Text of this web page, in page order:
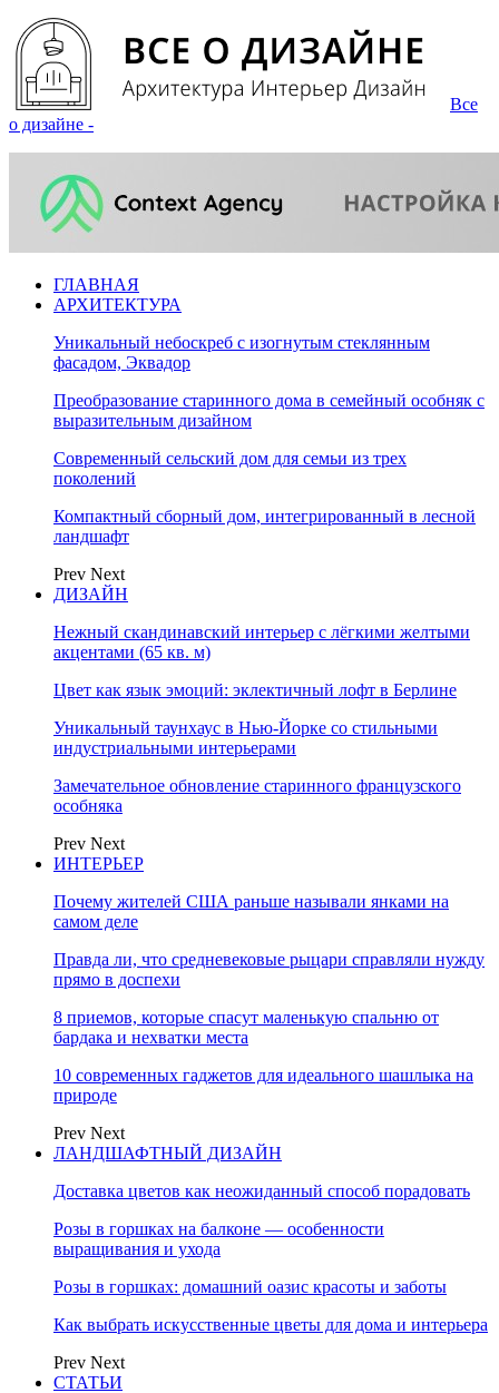
Все
о дизайне -
ГЛАВНАЯ
АРХИТЕКТУРА
Уникальный небоскреб с изогнутым стеклянным
фасадом, Эквадор
Преобразование старинного дома в семейный особняк с
выразительным дизайном
Современный сельский дом для семьи из трех
поколений
Компактный сборный дом, интегрированный в лесной
ландшафт
Prev Next
ДИЗАЙН
Нежный скандинавский интерьер с лёгкими желтыми
акцентами (65 кв. м)
Цвет как язык эмоций: эклектичный лофт в Берлине
Уникальный таунхаус в Нью-Йорке со стильными
индустриальными интерьерами
Замечательное обновление старинного французского
особняка
Prev Next
ИНТЕРЬЕР
Почему жителей США раньше называли янками на
самом деле
Правда ли, что средневековые рыцари справляли нужду
прямо в доспехи
8 приемов, которые спасут маленькую спальню от
бардака и нехватки места
10 современных гаджетов для идеального шашлыка на
природе
Prev Next
ЛАНДШАФТНЫЙ ДИЗАЙН
Доставка цветов как неожиданный способ порадовать
Розы в горшках на балконе — особенности
выращивания и ухода
Розы в горшках: домашний оазис красоты и заботы
Как выбрать искусственные цветы для дома и интерьера
Prev Next
СТАТЬИ